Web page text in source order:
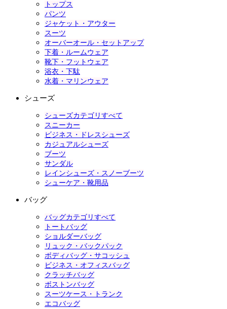
トップス
パンツ
ジャケット・アウター
スーツ
オーバーオール・セットアップ
下着・ルームウェア
靴下・フットウェア
浴衣・下駄
水着・マリンウェア
シューズ
シューズカテゴリすべて
スニーカー
ビジネス・ドレスシューズ
カジュアルシューズ
ブーツ
サンダル
レインシューズ・スノーブーツ
シューケア・靴用品
バッグ
バッグカテゴリすべて
トートバッグ
ショルダーバッグ
リュック・バックパック
ボディバッグ・サコッシュ
ビジネス・オフィスバッグ
クラッチバッグ
ボストンバッグ
スーツケース・トランク
エコバッグ